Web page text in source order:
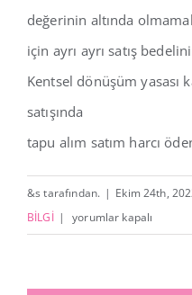
İletişim
değerinin altında olmamak
için ayrı ayrı satış
Kentsel dönüşüm yasası
satışında
tapu alım satım harcı
&s tarafından. | Ekim 24th,
BİLGİ |
TAPU
SATIM
yorumlar kapalı